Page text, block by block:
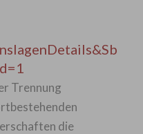
Trennung
die